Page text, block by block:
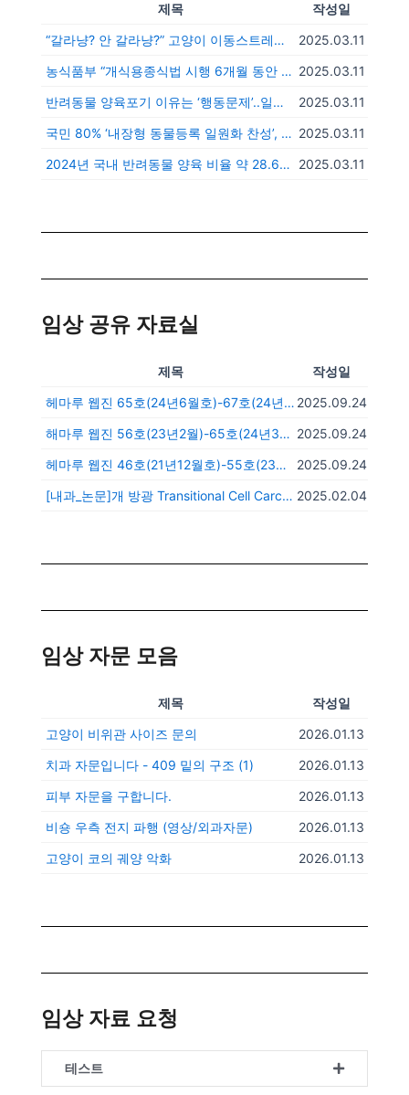
제목
작성일
“갈라냥? 안 갈라냥?” 고양이 이동스트레스 줄이는 방법은?
2025.03.11
농식품부 “개식용종식법 시행 6개월 동안 개농장 623개 폐업” 2025.03.11
반려동물 양육포기 이유는 ‘행동문제’..일부는 신종펫샵에 소유권 이전
2025.03.11
국민 80% ‘내장형 동물등록 일원화 찬성’, 미등록 이유 1위는 ‘필요성 못 느껴서’ 2025.03.11
2024년 국내 반려동물 양육 비율 약 28.6%…역대 최고
2025.03.11
임상 공유 자료실
제목
작성일
헤마루 웹진 65호(24년6월호)-67호(24년12월) 2025.09.24
해마루 웹진 56호(23년2월)-65호(24년3월) 2025.09.24
헤마루 웹진 46호(21년12월호)-55호(23년1월)
2025.09.24
[내과_논문]개 방광 Transitional Cell Carcinoma치료를 위한 chlorambucil의 Metronomic 투여 2025.02.04
임상 자문 모음
제목
작성일
고양이 비위관 사이즈 문의
2026.01.13
치과 자문입니다 - 409 밑의 구조 (1)
2026.01.13
피부 자문을 구합니다.
2026.01.13
비숑 우측 전지 파행 (영상/외과자문)
2026.01.13
고양이 코의 궤양 악화
2026.01.13
임상 자료 요청
테스트